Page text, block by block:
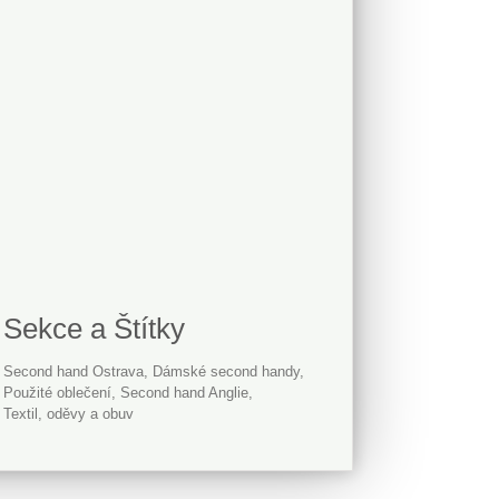
Sekce a Štítky
Second hand Ostrava
dámské second handy
použité oblečení
second hand Anglie
Textil, oděvy a obuv